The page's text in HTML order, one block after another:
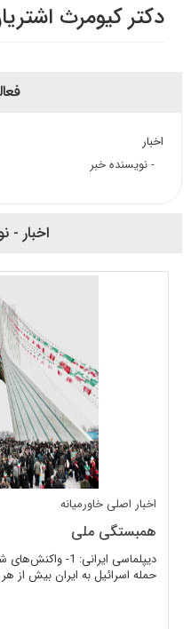
دکتر کیومرث
اخبار
- نویسنده خبر
اخبار -
اخبار اصلی خاورمیانه
همبستگی ملی
دیپلماسی ایرانی:
حمله اسرائیل به ایران بیش از